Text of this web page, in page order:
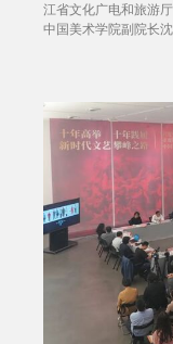
江省文化广电和旅游
中国美术学院副院长沈